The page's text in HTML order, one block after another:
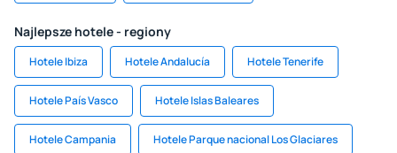
Najlepsze hotele - regiony
Hotele Ibiza Hotele Andalucía Hotele Tenerife
Hotele País Vasco Hotele Islas Baleares
Hotele Campania Hotele Parque nacional Los Glaciares